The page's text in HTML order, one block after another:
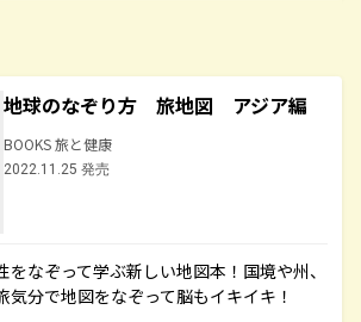
地球のなぞり方 旅地図 アジア編
BOOKS 旅と健康
2022.11.25 発売
なぞって学ぶ新しい地図本！国境や州、
気分で地図をなぞって脳もイキイキ！